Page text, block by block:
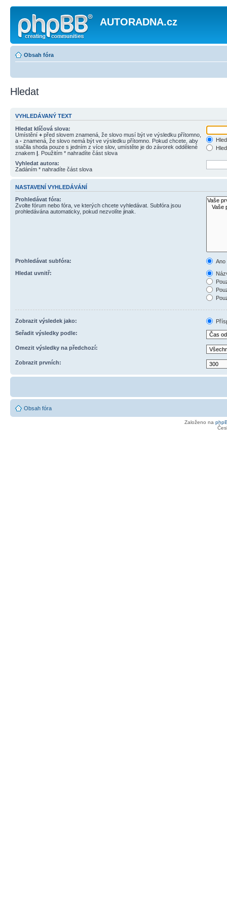
AUTORADNA.cz
Obsah fóra
Hledat
VYHLEDÁVANÝ TEXT
Hledat klíčová slova:
Umístění + před slovem znamená, že slovo musí být ve výsledku přítomno,
a - znamená, že slovo nemá být ve výsledku přítomno. Pokud chcete, aby
stačila shoda pouze s jedním z více slov, umístěte je do závorek oddělené
znakem | . Použitím * nahradíte část slova
Vyhledat autora:
Zadáním * nahradíte část slova
NASTAVENÍ VYHLEDÁVÁNÍ
Prohledávat fóra:
Zvolte fórum nebo fóra, ve kterých chcete vyhledávat. Subfóra jsou
prohledávána automaticky, pokud nezvolíte jinak.
Prohledávat subfóra:
Ano
Hledat uvnitř:
Zobrazit výsledek jako:
Seřadit výsledky podle:
Omezit výsledky na předchozí:
Zobrazit prvních:
Obsah fóra
Založeno na